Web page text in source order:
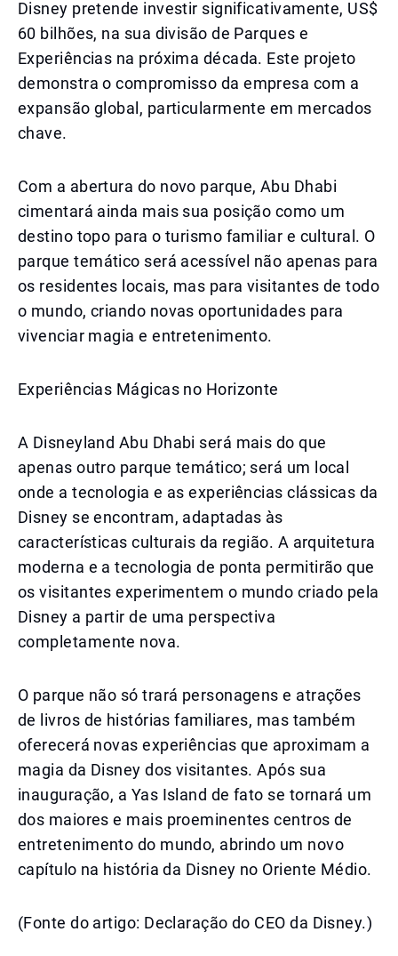
Disney pretende investir significativamente, US$
60 bilhões, na sua divisão de Parques e
Experiências na próxima década. Este projeto
demonstra o compromisso da empresa com a
expansão global, particularmente em mercados
chave.
Com a abertura do novo parque, Abu Dhabi
cimentará ainda mais sua posição como um
destino topo para o turismo familiar e cultural. O
parque temático será acessível não apenas para
os residentes locais, mas para visitantes de todo
o mundo, criando novas oportunidades para
vivenciar magia e entretenimento.
Experiências Mágicas no Horizonte
A Disneyland Abu Dhabi será mais do que
apenas outro parque temático; será um local
onde a tecnologia e as experiências clássicas da
Disney se encontram, adaptadas às
características culturais da região. A arquitetura
moderna e a tecnologia de ponta permitirão que
os visitantes experimentem o mundo criado pela
Disney a partir de uma perspectiva
completamente nova.
O parque não só trará personagens e atrações
de livros de histórias familiares, mas também
oferecerá novas experiências que aproximam a
magia da Disney dos visitantes. Após sua
inauguração, a Yas Island de fato se tornará um
dos maiores e mais proeminentes centros de
entretenimento do mundo, abrindo um novo
capítulo na história da Disney no Oriente Médio.
(Fonte do artigo: Declaração do CEO da Disney.)